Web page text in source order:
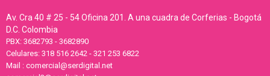
Av. Cra 40 # 25 - 54 Oficina 201. A una cuadra de Corferias - Bogotá
D.C. Colombia
PBX: 3682793 - 3682890
Celulares: 318 516 2642 - 321 253 6822
Mail : comercial@serdigital.net